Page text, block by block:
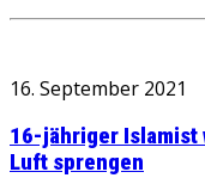
16. September 2021
16-jähriger Islamist
Luft sprengen